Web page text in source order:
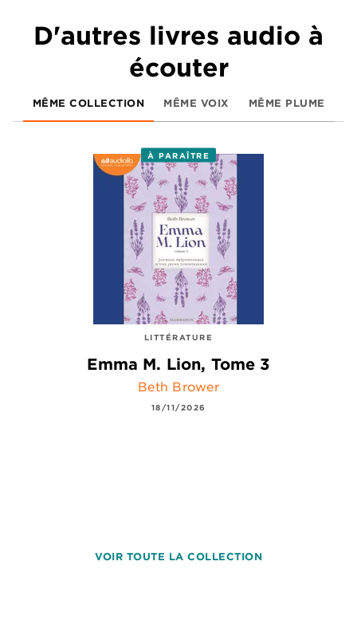
D'autres livres audio à
écouter
MÊME COLLECTION MÊME VOIX MÊME PLUME
À PARAÎTRE
LITTÉRATURE
Emma M. Lion, Tome 3
Beth Brower
18/11/2026
VOIR TOUTE LA COLLECTION